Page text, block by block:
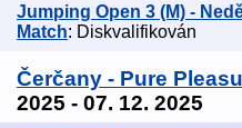
Jumping Open 3 (M) -
Match: Diskvalifikován
Čerčany - Pure
2025 - 07. 12. 2025